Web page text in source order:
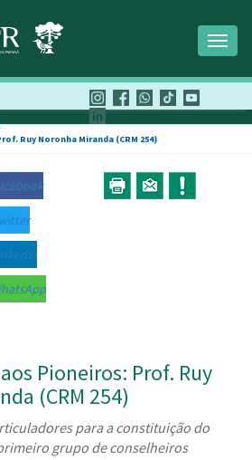
Ruy Noronha Miranda (CRM 254)
Pioneiros: Prof. Ruy
(CRM 254)
para a constituição do
grupo de conselheiros